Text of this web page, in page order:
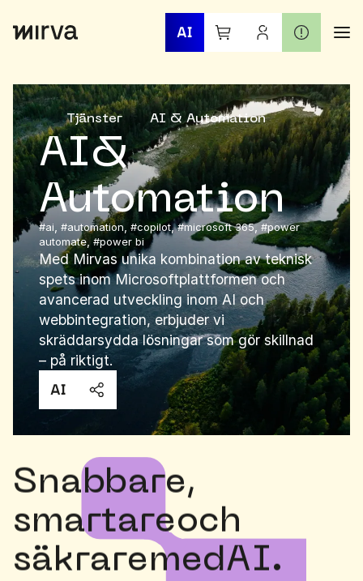
Sök
efter:
När automatisk
Tjänster AI & Automation
AI&
Automation
#ai, #automation, #copilot,#microsoft 365,#power
automate,#power bi
Med Mirvas unika kombination av teknisk
spets inom Microsoftplattformen och
avancerad utveckling inom AI och
webbintegration, erbjuder vi
skräddarsydda lösningar som gör skillnad
– på riktigt.
Snabbare,
smartareoch
säkraremedAI.